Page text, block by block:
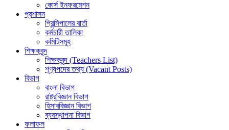
কোর্স ইনফরমেশন
প্রশাসন
প্রিন্সিপালের বার্তা
কর্মচারী তালিকা
কমিটিসমূহ
শিক্ষকবৃন্দ
শিক্ষকবৃন্দ (Teachers List)
শূণ্যপদের তথ্য (Vacant Posts)
বিভাগ
বাংলা বিভাগ
রাষ্ট্রবিজ্ঞান বিভাগ
হিসাববিজ্ঞান বিভাগ
ব্যবস্থাপনা বিভাগ
ফলাফল